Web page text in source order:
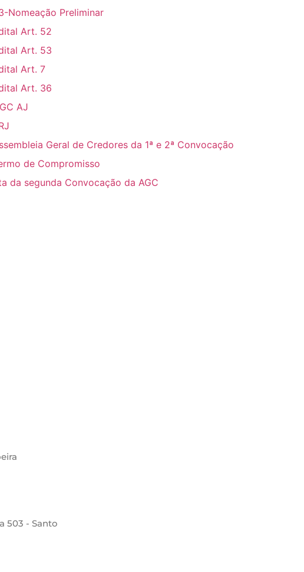
Nomeação Preliminar
Art. 52
Art. 53
Art. 7
Art. 36
AJ
Geral de Credores da 1ª e 2ª Convocação
de Compromisso
da segunda Convocação da AGC
503 - Santo